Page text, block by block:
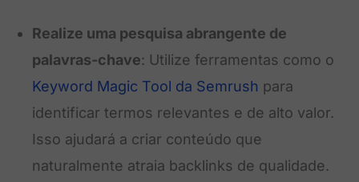
Realize uma pesquisa abrangente de
palavras-chave: Utilize ferramentas como o
Keyword Magic Tool da Semrush para
identificar termos relevantes e de alto valor.
Isso ajudará a criar conteúdo que
naturalmente atraia backlinks de qualidade.